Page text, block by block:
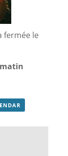
fermée le
matin